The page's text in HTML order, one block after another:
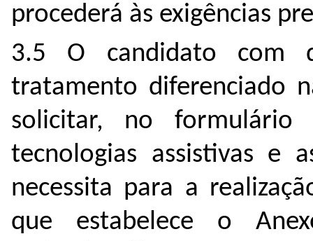
procederá às exigências
3.5 O candidato com
tratamento diferenciado
solicitar, no
tecnologias assistivas e
necessita para a
que estabelece o